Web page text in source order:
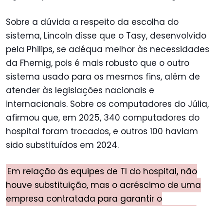
Sobre a dúvida a respeito da escolha do
sistema, Lincoln disse que o Tasy, desenvolvido
pela Philips, se adéqua melhor às necessidades
da Fhemig, pois é mais robusto que o outro
sistema usado para os mesmos fins, além de
atender às legislações nacionais e
internacionais. Sobre os computadores do Júlia,
afirmou que, em 2025, 340 computadores do
hospital foram trocados, e outros 100 haviam
sido substituídos em 2024.
Em relação às equipes de TI do hospital, não
houve substituição, mas o acréscimo de uma
empresa contratada para garantir o